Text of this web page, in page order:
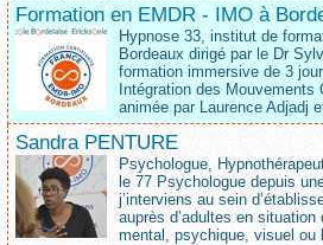
Formation en EMDR - IMO à
Hypnose 33, institut de
Bordeaux dirigé par le Dr
formation immersive de 3
Intégration des Mouvements
animée par Laurence Adjadj
Sandra PENTURE
Psychologue,
le 77 Psychologue depuis
j’interviens au sein
auprès d’adultes en
mental, psychique, visuel ou